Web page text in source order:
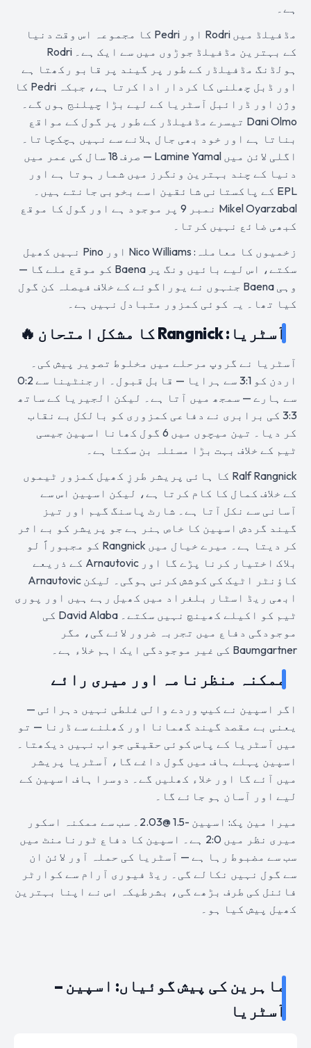
ہے۔
مڈفیلڈ میں Rodri اور Pedri کا مجموعہ اس وقت دنیا
کے بہترین مڈفیلڈ جوڑوں میں سے ایک ہے۔ Rodri
ہولڈنگ مڈفیلڈر کے طور پر گیند پر قابو رکھتا ہے
اور ڈبل چھلنی کا کردار ادا کرتا ہے، جبکہ Pedri کا
وژن اور ڈرائبل آسٹریا کے لیے بڑا چیلنج ہوں گے۔
Dani Olmo تیسرے مڈفیلڈر کے طور پر گول کے مواقع
بناتا ہے اور خود بھی جال ہلانے سے نہیں ہچکچاتا۔
اگلی لائن میں Lamine Yamal — صرف 18 سال کی عمر میں
دنیا کے چند بہترین ونگرز میں شمار ہوتا ہے اور
EPL کے پاکستانی شائقین اسے بخوبی جانتے ہیں۔
Mikel Oyarzabal نمبر 9 پر موجود ہے اور گول کا موقع
کبھی ضائع نہیں کرتا۔
زخمیوں کا معاملہ: Nico Williams اور Pino نہیں کھیل
سکتے، اس لیے بائیں ونگ پر Baena کو موقع ملے گا —
وہی Baena جنہوں نے یوراگوئے کے خلاف فیصلہ کن گول
کیا تھا۔ یہ کوئی کمزور متبادل نہیں ہے۔
آسٹریا: Rangnick کا مشکل امتحان 🔥
آسٹریا نے گروپ مرحلے میں مخلوط تصویر پیش کی۔
اردن کو 3:1 سے ہرایا — قابل قبول۔ ارجنٹینا سے 0:2
سے ہارے — سمجھ میں آتا ہے۔ لیکن الجیریا کے ساتھ
3:3 کی برابری نے دفاعی کمزوری کو بالکل بے نقاب
کر دیا۔ تین میچوں میں 6 گول کھانا اسپین جیسی
ٹیم کے خلاف بہت بڑا مسئلہ بن سکتا ہے۔
Ralf Rangnick کا ہائی پریشر طرزِ کھیل کمزور ٹیموں
کے خلاف کمال کا کام کرتا ہے، لیکن اسپین اس سے
آسانی سے نکل آتا ہے۔ شارٹ پاسنگ گیم اور تیز
گیند گردش اسپین کا خاص ہنر ہے جو پریشر کو بے اثر
کر دیتا ہے۔ میرے خیال میں Rangnick کو مجبوراً لو
بلاک اختیار کرنا پڑے گا اور Arnautovic کے ذریعے
کاؤنٹر اٹیک کی کوشش کرنی ہوگی۔ لیکن Arnautovic
ابھی ریڈ اسٹار بلغراد میں کھیل رہے ہیں اور پوری
ٹیم کو اکیلے کھینچ نہیں سکتے۔ David Alaba کی
موجودگی دفاع میں تجربہ ضرور لائے گی، مگر
Baumgartner کی غیر موجودگی ایک اہم خلاء ہے۔
ممکنہ منظرنامہ اور میری رائے
اگر اسپین نے کیپ وردے والی غلطی نہیں دہرائی —
یعنی بے مقصد گیند گھمانا اور کھلنے سے ڈرنا — تو
میں آسٹریا کے پاس کوئی حقیقی جواب نہیں دیکھتا۔
اسپین پہلے ہاف میں گول داغے گا، آسٹریا پریشر
میں آئے گا اور خلاء کھلیں گے۔ دوسرا ہاف اسپین کے
لیے اور آسان ہو جائے گا۔
میرا مین پک: اسپین -1.5 @2.03۔ سب سے ممکنہ اسکور
میری نظر میں 2:0 ہے۔ اسپین کا دفاع ٹورنامنٹ میں
سب سے مضبوط رہا ہے — آسٹریا کی حملہ آور لائن ان
سے گول نہیں نکالے گی۔ ریڈ فیوری آرام سے کوارٹر
فائنل کی طرف بڑھے گی، بشرطیکہ اس نے اپنا بہترین
کھیل پیش کیا ہو۔
ماہرین کی پیش گوئیاں: اسپین –
آسٹریا